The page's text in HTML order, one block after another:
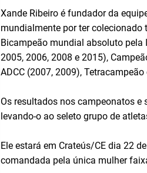
Xande Ribeiro é fundador da
mundialmente por ter colecionado
Bicampeão mundial absoluto
2005, 2006, 2008 e 2015),
ADCC (2007, 2009),
Os resultados nos campeonatos
levando-o ao seleto grupo de
Ele estará em Crateús/CE dia 22
comandada pela única mulher